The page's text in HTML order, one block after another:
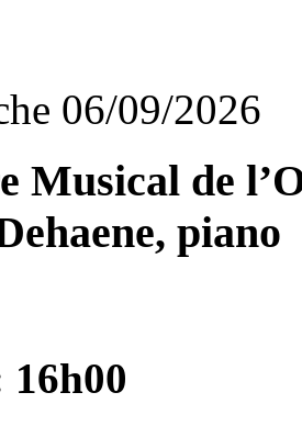
06/09/2026
Musical de
piano